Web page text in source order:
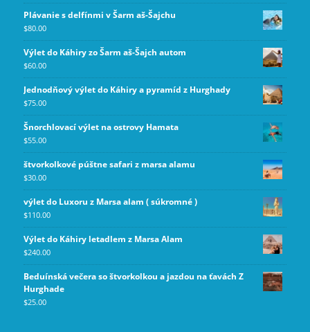
Plávanie s delfínmi v Šarm aš-Šajchu
$80.00
Výlet do Káhiry zo Šarm aš-Šajch autom
$60.00
Jednodňový výlet do Káhiry a pyramíd z Hurghady
$75.00
Šnorchlovací výlet na ostrovy Hamata
$55.00
štvorkolkové púštne safari z marsa alamu
$30.00
výlet do Luxoru z Marsa alam ( súkromné )
$110.00
Výlet do Káhiry letadlem z Marsa Alam
$240.00
Beduínská večera so štvorkolkou a jazdou na ťavách Z
Hurghade
$25.00